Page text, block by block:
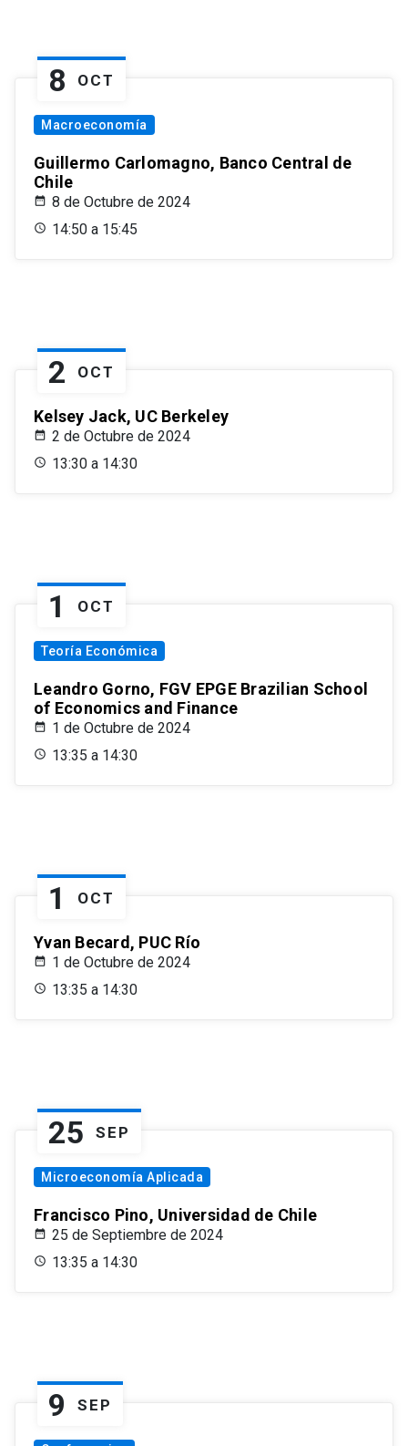
8 OCT
Macroeconomía
Guillermo Carlomagno, Banco Central de
Chile
8 de Octubre de 2024
14:50 a 15:45
2 OCT
Kelsey Jack, UC Berkeley
2 de Octubre de 2024
13:30 a 14:30
1 OCT
Teoría Económica
Leandro Gorno, FGV EPGE Brazilian School
of Economics and Finance
1 de Octubre de 2024
13:35 a 14:30
1 OCT
Yvan Becard, PUC Río
1 de Octubre de 2024
13:35 a 14:30
25 SEP
Microeconomía Aplicada
Francisco Pino, Universidad de Chile
25 de Septiembre de 2024
13:35 a 14:30
9 SEP